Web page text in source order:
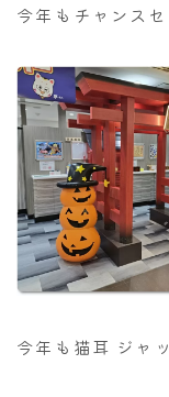
今年もチャンス
今年も猫耳 ジャ